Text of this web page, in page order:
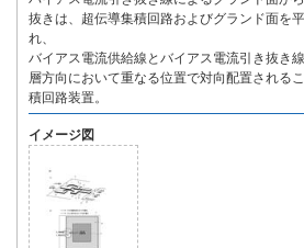
抜きは、超伝導集積回路およびグランド面を
れ、
バイアス電流供給線とバイアス電流引き抜き
層方向において重なる位置で対向配置される
積回路装置。
イメージ図